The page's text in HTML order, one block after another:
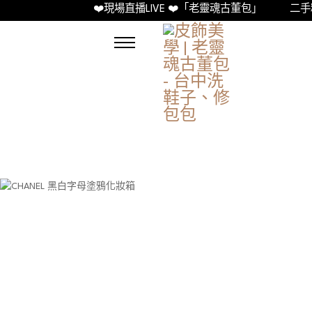
❤️現場直播LIVE ❤️「老靈魂古董包」 二手